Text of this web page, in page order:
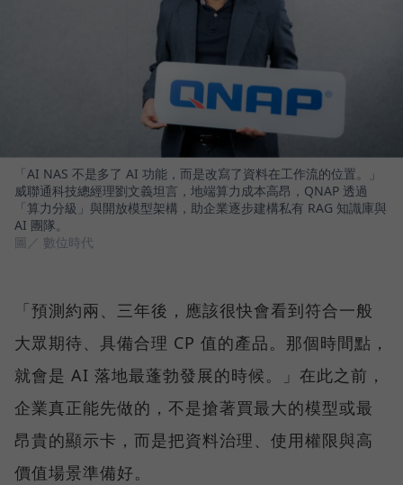
「AI NAS 不是多了 AI 功能，而是改寫了資料在工作流的位置。」
威聯通科技總經理劉文義坦言，地端算力成本高昂，QNAP 透過
「算力分級」與開放模型架構，助企業逐步建構私有 RAG 知識庫與
AI 團隊。
圖／ 數位時代
「預測約兩、三年後，應該很快會看到符合一般
大眾期待、具備合理 CP 值的產品。那個時間點，
就會是 AI 落地最蓬勃發展的時候。」在此之前，
企業真正能先做的，不是搶著買最大的模型或最
昂貴的顯示卡，而是把資料治理、使用權限與高
價值場景準備好。